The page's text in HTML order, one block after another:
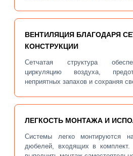
ВЕНТИЛЯЦИЯ БЛАГОДАРЯ
КОНСТРУКЦИИ
Сетчатая структура
циркуляцию воздуха,
неприятных запахов и сохраняя
ЛЕГКОСТЬ МОНТАЖА И
Системы легко монтируются
дюбелей, входящих в